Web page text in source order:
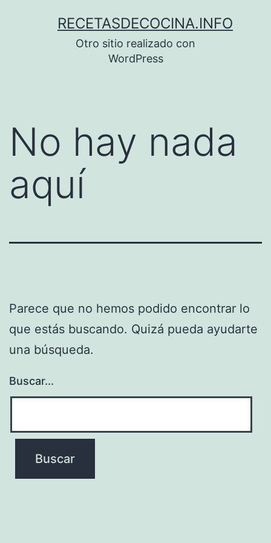
RECETASDECOCINA.INFO
Otro sitio realizado con
WordPress
No hay nada
aquí
Parece que no hemos podido encontrar lo
que estás buscando. Quizá pueda ayudarte
una búsqueda.
Buscar...